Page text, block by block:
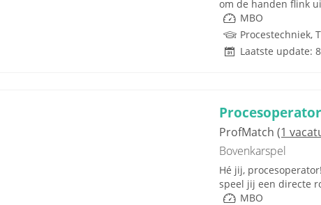
om de handen flink
MBO
Procestechniek,
Laatste update:
ProfMatch (1
Bovenkarspel
Hé jij,
speel jij een directe
MBO